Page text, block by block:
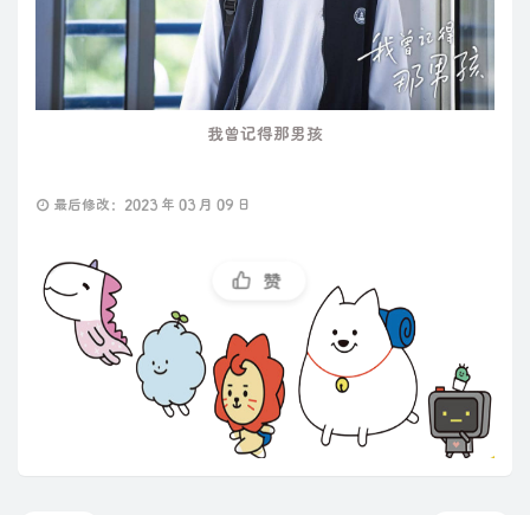
我曾记得那男孩
最后修改：2023 年 03 月 09 日
赞